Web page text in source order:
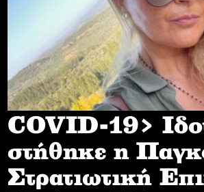
COVID-19>
στήθηκε η
Στρατιωτική